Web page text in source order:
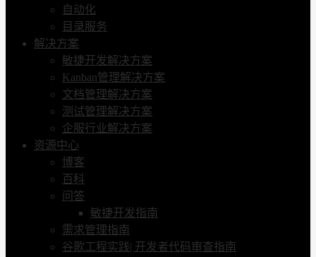
自动化
目录服务
解决方案
敏捷开发解决方案
Kanban管理解决方案
文档管理解决方案
测试管理解决方案
企服行业解决方案
资源中心
博客
百科
问答
敏捷开发指南
需求管理指南
谷歌工程实践| 开发者代码审查指南